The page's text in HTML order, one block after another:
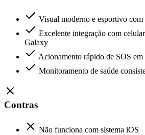
Visual moderno e esportivo com
Excelente integração com
Galaxy
Acionamento rápido de SOS em
Monitoramento de saúde
Contras
Não funciona com sistema iOS